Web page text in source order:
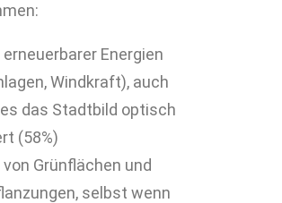
Energien
Windkraft), auch
das Stadtbild optisch
(58%)
Grünflächen und
selbst wenn